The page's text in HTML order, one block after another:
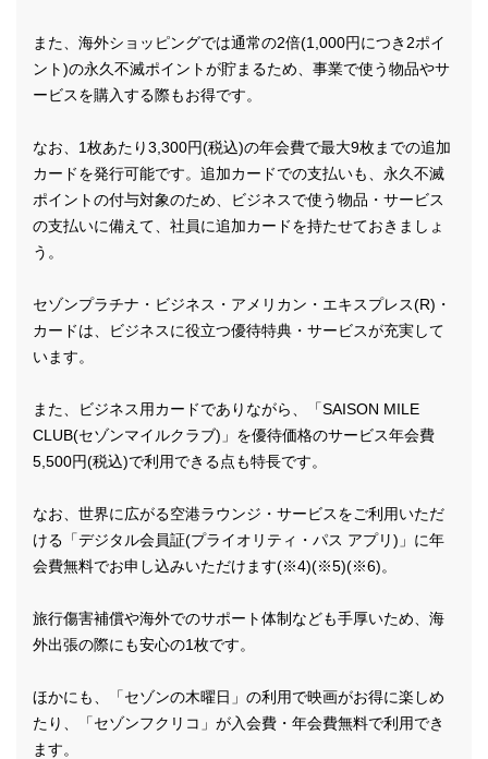
また、海外ショッピングでは通常の2倍(1,000円につき2ポイ
ント)の永久不滅ポイントが貯まるため、事業で使う物品やサ
ービスを購入する際もお得です。
なお、1枚あたり3,300円(税込)の年会費で最大9枚までの追加
カードを発行可能です。追加カードでの支払いも、永久不滅
ポイントの付与対象のため、ビジネスで使う物品・サービス
の支払いに備えて、社員に追加カードを持たせておきましょ
う。
セゾンプラチナ・ビジネス・アメリカン・エキスプレス(R)・
カードは、ビジネスに役立つ優待特典・サービスが充実して
います。
また、ビジネス用カードでありながら、「SAISON MILE
CLUB(セゾンマイルクラブ)」を優待価格のサービス年会費
5,500円(税込)で利用できる点も特長です。
なお、世界に広がる空港ラウンジ・サービスをご利用いただ
ける「デジタル会員証(プライオリティ・パス アプリ)」に年
会費無料でお申し込みいただけます(※4)(※5)(※6)。
旅行傷害補償や海外でのサポート体制なども手厚いため、海
外出張の際にも安心の1枚です。
ほかにも、「セゾンの木曜日」の利用で映画がお得に楽しめ
たり、「セゾンフクリコ」が入会費・年会費無料で利用でき
ます。